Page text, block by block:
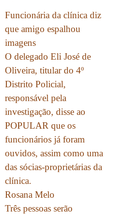
Funcionária da clínica diz
que amigo espalhou
imagens
O delegado Eli José de
Oliveira, titular do 4º
Distrito Policial,
responsável pela
investigação, disse ao
POPULAR que os
funcionários já foram
ouvidos, assim como uma
das sócias-proprietárias da
clínica.
Rosana Melo
Três pessoas serão